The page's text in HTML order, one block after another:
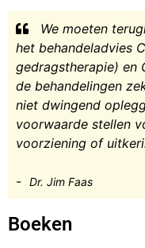
We moeten
het behandeladvies
gedragstherapie) en
de behandelingen
niet dwingend
voorwaarde stellen
voorziening of
- Dr. Jim Faas
Boeken